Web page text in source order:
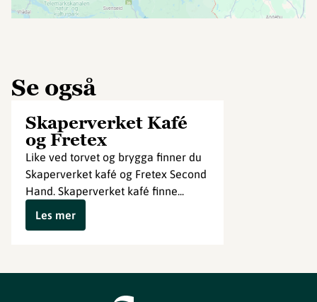
Se også
Skaperverket Kafé
og Fretex
Like ved torvet og brygga finner du
Skaperverket kafé og Fretex Second
Hand. Skaperverket kafé finne...
Les mer